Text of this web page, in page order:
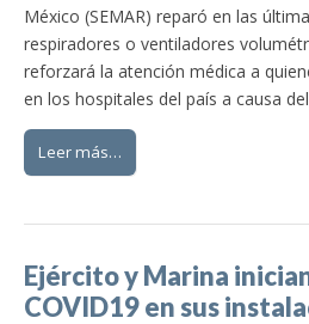
México (SEMAR) reparó en las
respiradores o ventiladores
reforzará la atención médica a
en los hospitales del país a causa
Leer más…
Ejército y Marina
COVID19 en sus